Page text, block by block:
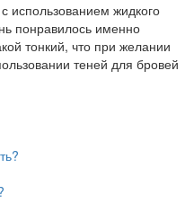
использованием жидкого
понравилось именно
тонкий, что при желании
теней для бровей